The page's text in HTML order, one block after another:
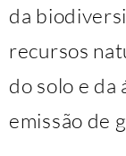
da
recursos
do solo e da
emissão de